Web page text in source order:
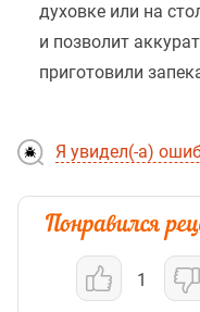
духовке или на
и позволит
приготовили
Я увидел(-а)
1